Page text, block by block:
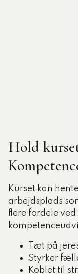
Hold
Kurset kan
arbejdsplads
flere fordele
Tæt på
Styrker
Koblet til